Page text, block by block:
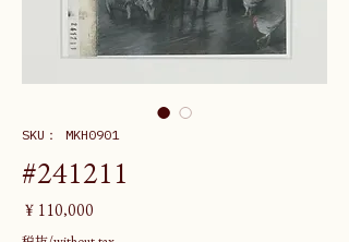
SKU： MKH0901
#241211
￥110,000